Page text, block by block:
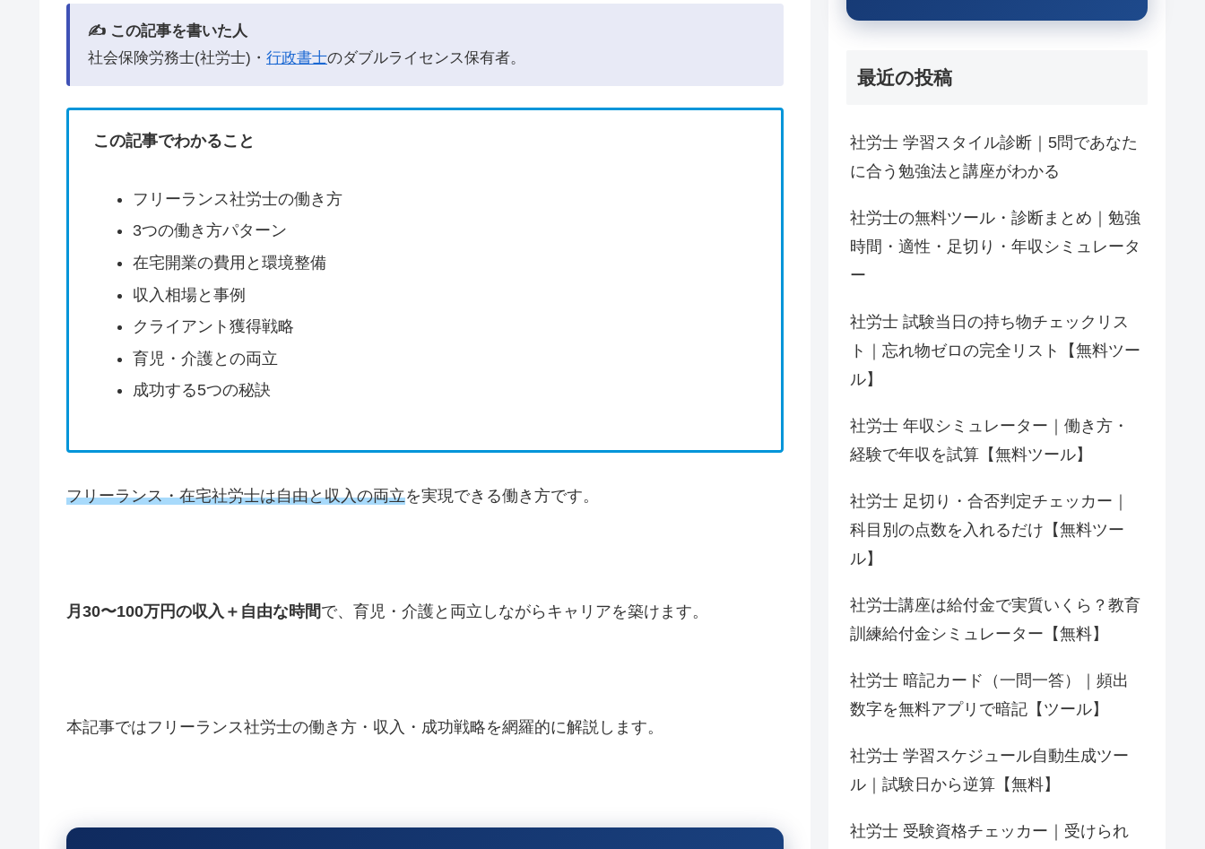
✍️ この記事を書いた人
社会保険労務士(社労士)・ 行政書士のダブルライセンス保有者。
この記事でわかること
フリーランス社労士の働き方
3つの働き方パターン
在宅開業の費用と環境整備
収入相場と事例
クライアント獲得戦略
育児・介護との両立
成功する5つの秘訣
フリーランス・在宅社労士は自由と収入の両立を実現できる働き方です。
月30〜100万円の収入＋自由な時間で、育児・介護と両立しながらキャリアを築けます。
本記事ではフリーランス社労士の働き方・収入・成功戦略を網羅的に解説します。
最近の投稿
社労士 学習スタイル診断｜5問であなた
に合う勉強法と講座がわかる
社労士の無料ツール・診断まとめ｜勉強
時間・適性・足切り・年収シミュレータ
ー
社労士 試験当日の持ち物チェックリス
ト｜忘れ物ゼロの完全リスト【無料ツー
ル】
社労士 年収シミュレーター｜働き方・
経験で年収を試算【無料ツール】
社労士 足切り・合否判定チェッカー｜
科目別の点数を入れるだけ【無料ツー
ル】
社労士講座は給付金で実質いくら？教育
訓練給付金シミュレーター【無料】
社労士 暗記カード（一問一答）｜頻出
数字を無料アプリで暗記【ツール】
社労士 学習スケジュール自動生成ツー
ル｜試験日から逆算【無料】
社労士 受験資格チェッカー｜受けられ